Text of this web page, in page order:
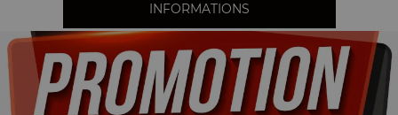
INFORMATIONS